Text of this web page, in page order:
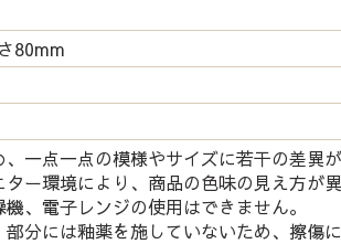
80mm
、一点一点の模様やサイズに若干の差異が
ター環境により、商品の色味の見え方が
機、電子レンジの使用はできません。
部分には釉薬を施していないため、擦傷